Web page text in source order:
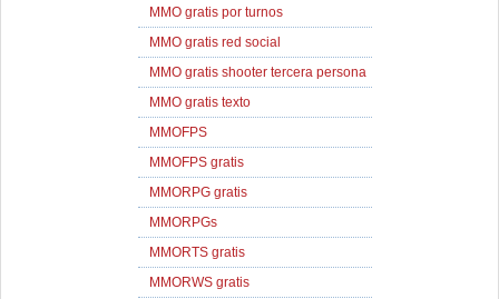
MMO gratis por turnos
MMO gratis red social
MMO gratis shooter tercera persona
MMO gratis texto
MMOFPS
MMOFPS gratis
MMORPG gratis
MMORPGs
MMORTS gratis
MMORWS gratis